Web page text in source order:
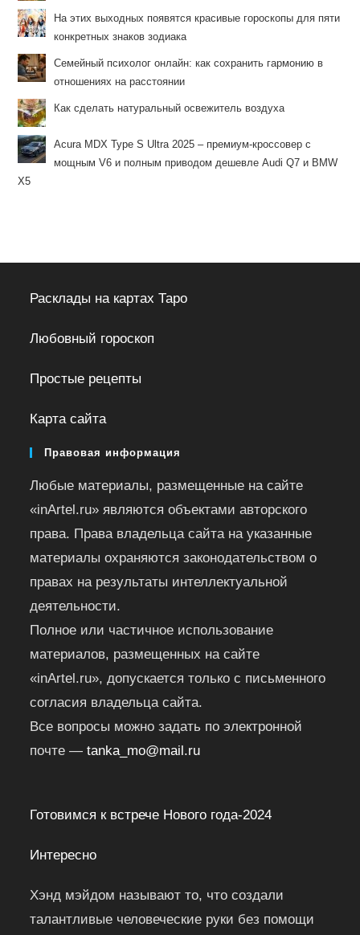
На этих выходных появятся красивые гороскопы для пяти
конкретных знаков зодиака
Семейный психолог онлайн: как сохранить гармонию в
отношениях на расстоянии
Как сделать натуральный освежитель воздуха
Acura MDX Type S Ultra 2025 – премиум-кроссовер с
мощным V6 и полным приводом дешевле Audi Q7 и BMW
X5
Расклады на картах Таро
Любовный гороскоп
Простые рецепты
Карта сайта
Правовая информация
Любые материалы, размещенные на сайте
«inArtel.ru» являются объектами авторского
права. Права владельца сайта на указанные
материалы охраняются законодательством о
правах на результаты интеллектуальной
деятельности.
Полное или частичное использование
материалов, размещенных на сайте
«inArtel.ru», допускается только с письменного
согласия владельца сайта.
Все вопросы можно задать по электронной
почте —tanka_mo@mail.ru
Готовимся к встрече Нового года-2024
Интересно
Хэнд мэйдом называют то, что создали
талантливые человеческие руки без помощи